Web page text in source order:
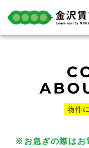
※お急ぎの際はお